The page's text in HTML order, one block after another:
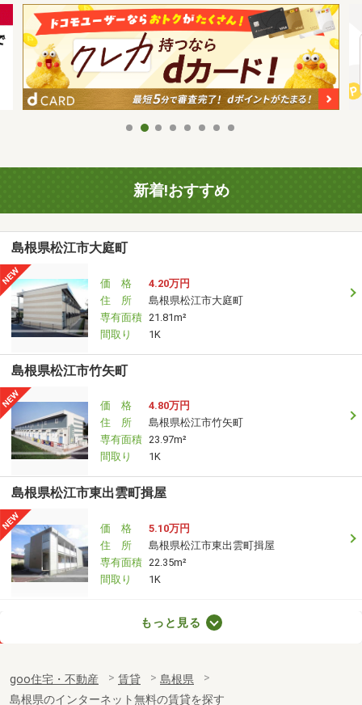
新着!おすすめ
島根県松江市大庭町
価 格
4.20万円
住 所
島根県松江市大庭町
専有面積 21.81m²
間取り
1K
島根県松江市竹矢町
価 格
4.80万円
住 所
島根県松江市竹矢町
専有面積 23.97m²
間取り
1K
島根県松江市東出雲町揖屋
価 格
5.10万円
住 所
島根県松江市東出雲町揖屋
専有面積 22.35m²
間取り
1K
島根県松江市東出雲町揖屋
専有面積
22.35m²
間取り
1K
もっと見る
goo住宅・不動産 賃貸
島根県
島根県のインターネット無料の賃貸を探す